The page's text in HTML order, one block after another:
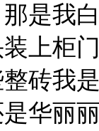
是我
上柜
砖我
华丽